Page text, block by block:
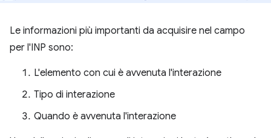
Le informazioni più importanti da acquisire nel campo
per l'INP sono:
L'elemento con cui è avvenuta l'interazione
Tipo di interazione
Quando è avvenuta l'interazione